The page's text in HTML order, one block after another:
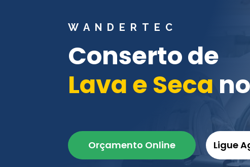
WANDERTEC
Conserto de
Lava e Seca
Orçamento Online Ligue